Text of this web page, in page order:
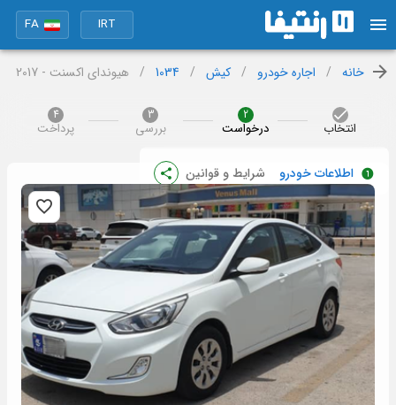
IRT
FA
خانه / اجاره خودرو / کیش /
1034
/ هیوندای اکسنت - 2017
انتخاب
2
درخواست
3
بررسی
4
پرداخت
اطلاعات خودرو شرایط و قوانین